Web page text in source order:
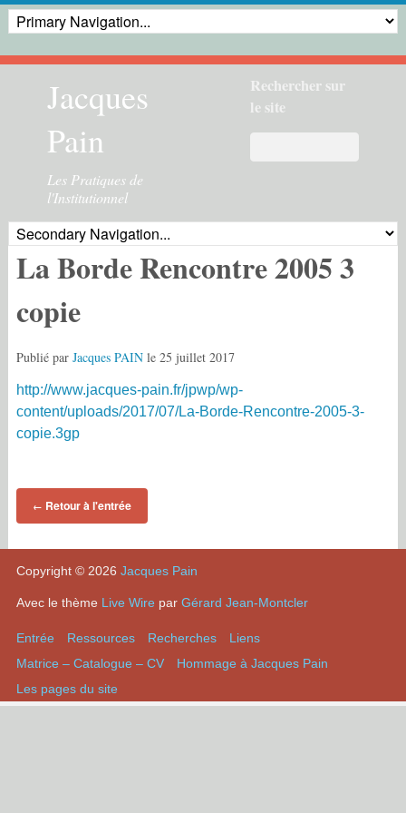
Jacques
Pain
Les Pratiques de
l'Institutionnel
Rechercher sur
le site
La Borde Rencontre 2005 3
copie
Publié par Jacques PAINle 25 juillet 2017
http://www.jacques-pain.fr/jpwp/wp-
content/uploads/2017/07/La-Borde-Rencontre-2005-3-
copie.3gp
← Retour à l'entrée
Copyright © 2026 Jacques Pain
Avec le thème Live Wire par Gérard Jean-Montcler
Entrée Ressources Recherches
Liens
Matrice – Catalogue – CV
Hommage à Jacques Pain
Les pages du site